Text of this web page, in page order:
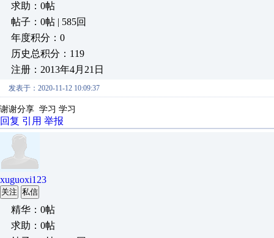
求助：0帖
帖子：0帖 | 585回
年度积分：0
历史总积分：119
注册：2013年4月21日
发表于：2020-11-12 10:09:37
谢谢分享 学习 学习
回复 引用 举报
xuguoxi123
关注 私信
精华：0帖
求助：0帖